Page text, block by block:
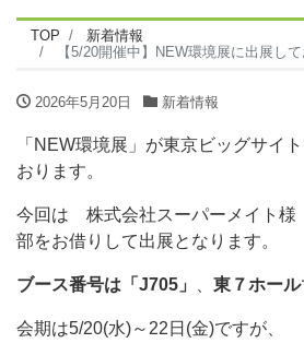
TOP
新着情報
【5/20開催中】NEW環境展に出展し
2026年5月20日 新着情報
「NEW環境展」が東京ビッグサイ
おります。
今回は 株式会社スーパーメイト
部をお借りして出展となります。
ブース番号は「J705」 東７ホール
会期は5/20(水)～22日(金)ですが、